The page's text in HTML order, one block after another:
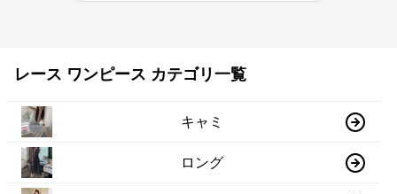
レース ワンピース カテゴリ一覧
キャミ
ロング